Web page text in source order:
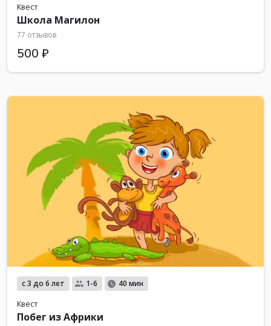
Квест
Школа Магилон
77 отзывов
500 ₽
с 3 до 6 лет 1-6 40 мин
Квест
Побег из Африки